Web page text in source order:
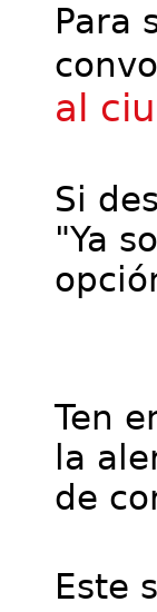
Para
al
Si
"Ya
Ten
la
de
Este